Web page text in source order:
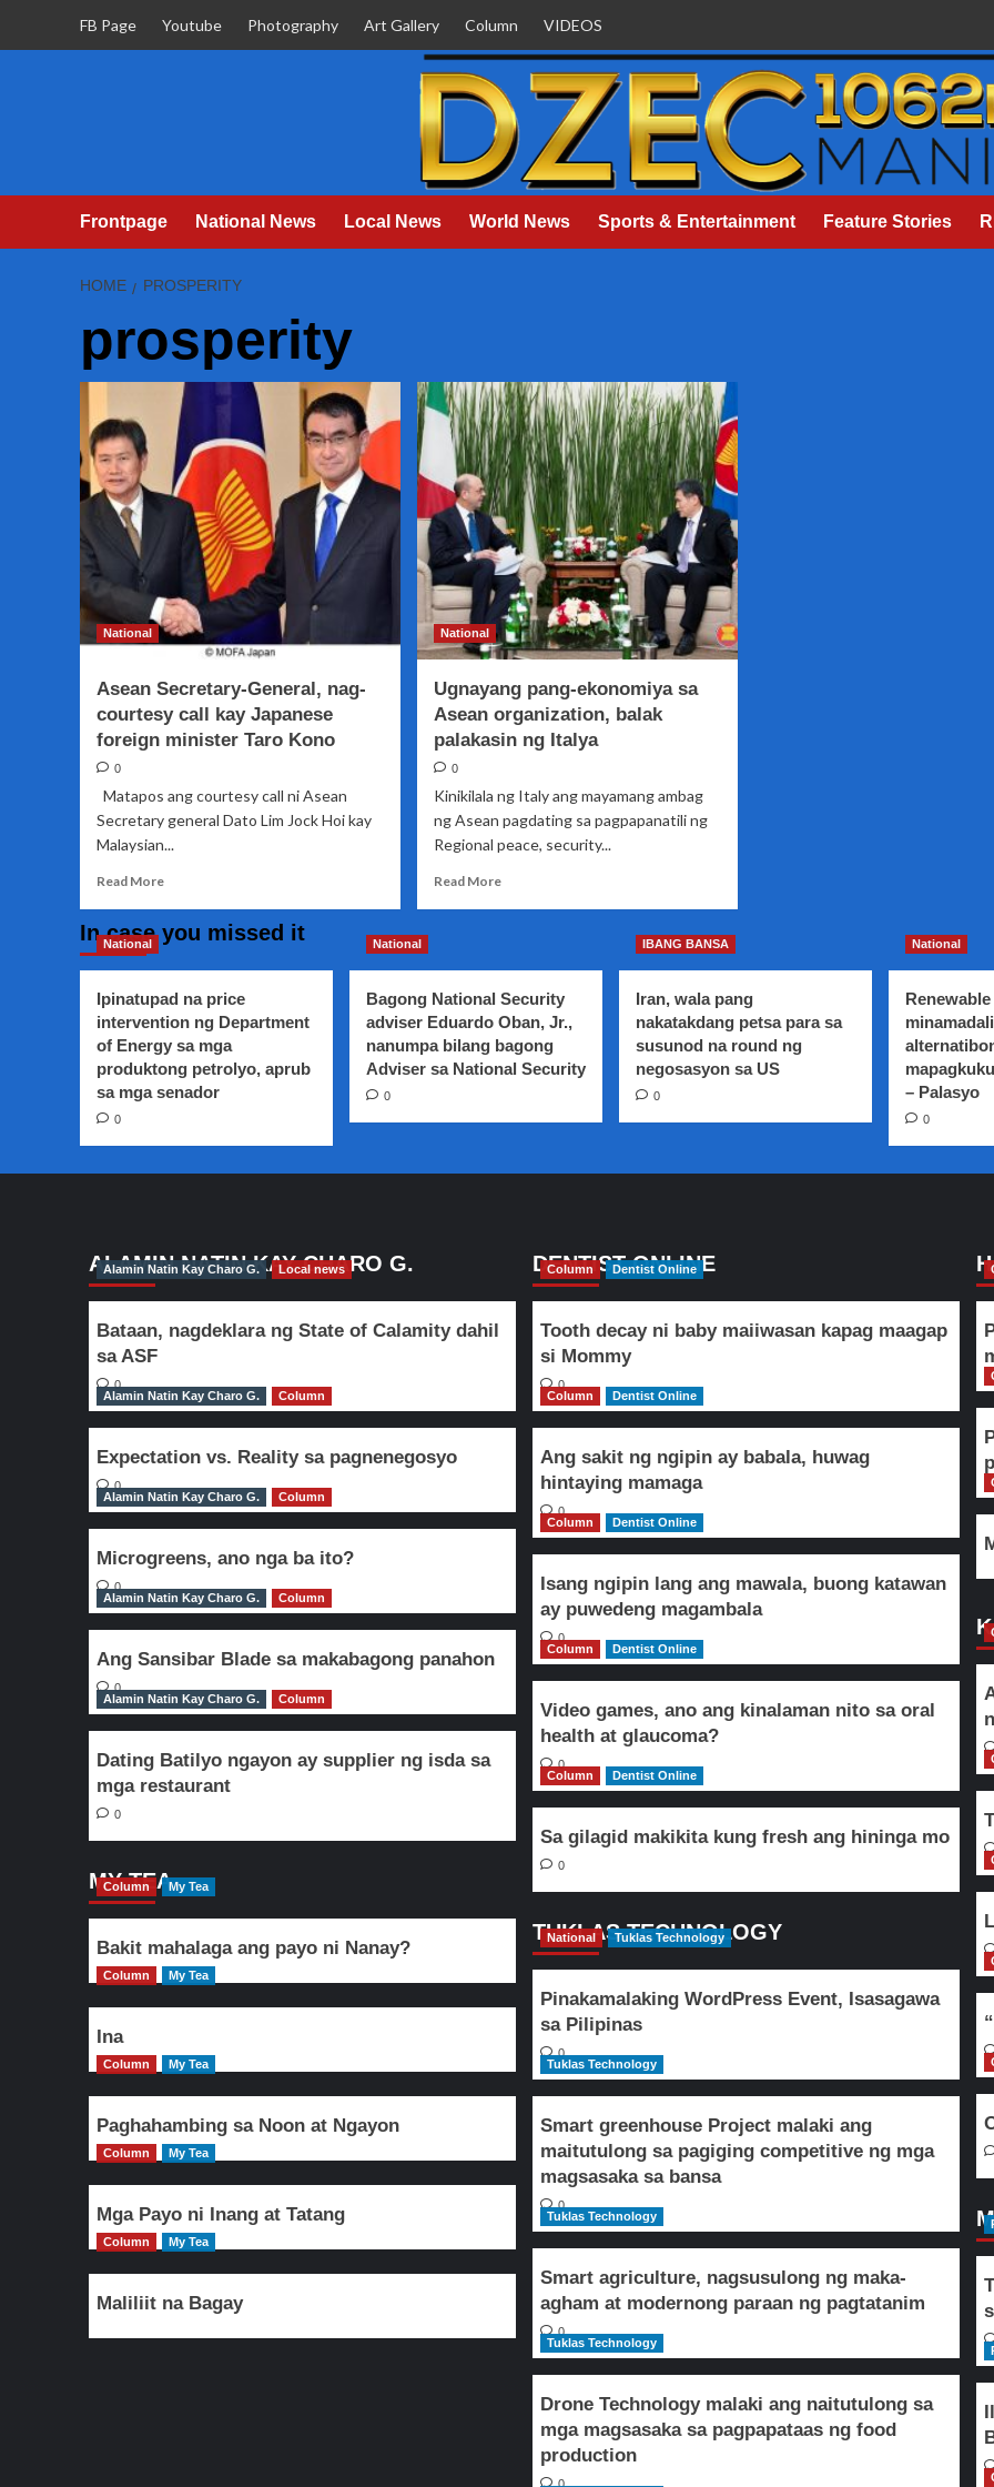
FB Page Youtube Photography Art Gallery Column VIDEOS
Frontpage National News Local News World News Sports & Entertainment Feature Stories
HOME PROSPERITY
prosperity
National
Asean Secretary-General, nag-
courtesy call kay Japanese
foreign minister Taro Kono
0
Matapos ang courtesy call ni Asean
Secretary general Dato Lim Jock Hoi kay
Malaysian...
Read MoreRead
Asean
nag-
courtesy
call
kay
Japanese
Kono
National
Ugnayang pang-ekonomiya sa
Asean organization, balak
palakasin ng Italya
0
Kinikilala ng Italy ang mayamang ambag
ng Asean pagdating sa pagpapanatili ng
Regional peace, security...
Read MoreRead
sa
Asean
organization,
balak
In case you missed it
National
Ipinatupad na price
intervention ng Department
of Energy sa mga
produktong petrolyo, aprub
sa mga senador
0
National
Bagong National Security
adviser Eduardo Oban, Jr.,
nanumpa bilang bagong
Adviser sa National Security
0
IBANG BANSA
Iran, wala pang
nakatakdang petsa para sa
susunod na round ng
negosasyon sa US
0
National
– Palasyo
0
ALAMIN NATIN KAY CHARO G.
Alamin Natin Kay Charo G. Local news
Bataan, nagdeklara ng State of Calamity dahil
sa ASF
0
Alamin Natin Kay Charo G.
Column
Expectation vs. Reality sa pagnenegosyo
0
Alamin Natin Kay Charo G.
Column
Microgreens, ano nga ba ito?
0
Alamin Natin Kay Charo G.
Column
Ang Sansibar Blade sa makabagong panahon
0
Alamin Natin Kay Charo G.
Column
Dating Batilyo ngayon ay supplier ng isda sa
mga restaurant
0
MY TEA
Column My Tea
Bakit mahalaga ang payo ni Nanay?
Column My Tea
Ina
Column My Tea
Paghahambing sa Noon at Ngayon
Column My Tea
Mga Payo ni Inang at Tatang
Column My Tea
Maliliit na Bagay
DENTIST ONLINE
Column Dentist Online
Tooth decay ni baby maiiwasan kapag maagap
si Mommy
0
Column
Dentist Online
Ang sakit ng ngipin ay babala, huwag
hintaying mamaga
0
Column
Dentist Online
Isang ngipin lang ang mawala, buong katawan
ay puwedeng magambala
0
Column
Dentist Online
Video games, ano ang kinalaman nito sa oral
health at glaucoma?
0
Column
Dentist Online
Sa gilagid makikita kung fresh ang hininga mo
0
TUKLAS TECHNOLOGY
National Tuklas Technology
Pinakamalaking WordPress Event, Isasagawa
sa Pilipinas
0
Tuklas Technology
Smart greenhouse Project malaki ang
maitutulong sa pagiging competitive ng mga
magsasaka sa bansa
0
Tuklas Technology
Smart agriculture, nagsusulong ng maka-
agham at modernong paraan ng pagtatanim
0
Tuklas Technology
Drone Technology malaki ang naitutulong sa
mga magsasaka sa pagpapataas ng food
production
0